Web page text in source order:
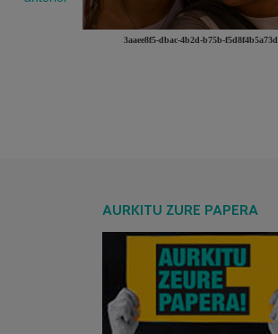
3aaee8f5-dbac-4b2d-b75b-f5d8f4b5a73d
AURKITU ZURE PAPERA